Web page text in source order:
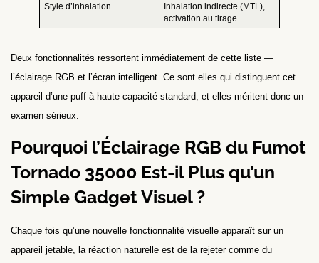
Style d’inhalation
Inhalation indirecte (MTL),
activation au tirage
Deux fonctionnalités ressortent immédiatement de cette liste —
l’éclairage RGB et l’écran intelligent. Ce sont elles qui distinguent cet
appareil d’une puff à haute capacité standard, et elles méritent donc un
examen sérieux.
Pourquoi l’Éclairage RGB du Fumot
Tornado 35000 Est-il Plus qu’un
Simple Gadget Visuel ?
Chaque fois qu’une nouvelle fonctionnalité visuelle apparaît sur un
appareil jetable, la réaction naturelle est de la rejeter comme du